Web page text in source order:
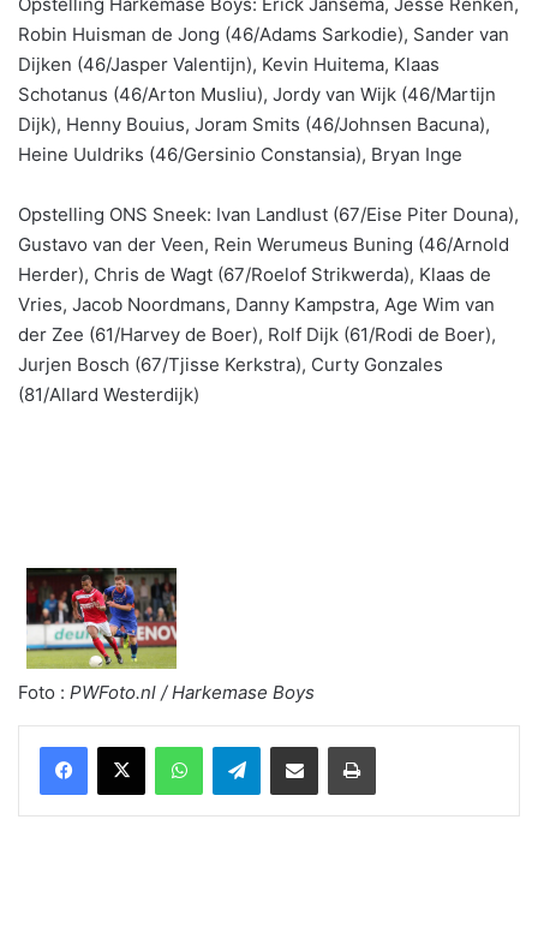
Robin Huisman de Jong (46/Adams Sarkodie), Sander van
Dijken (46/Jasper Valentijn), Kevin Huitema, Klaas
Schotanus (46/Arton Musliu), Jordy van Wijk (46/Martijn
Dijk), Henny Bouius, Joram Smits (46/Johnsen Bacuna),
Heine Uuldriks (46/Gersinio Constansia), Bryan Inge
Opstelling ONS Sneek: Ivan Landlust (67/Eise Piter Douna),
Gustavo van der Veen, Rein Werumeus Buning (46/Arnold
Herder), Chris de Wagt (67/Roelof Strikwerda), Klaas de
Vries, Jacob Noordmans, Danny Kampstra, Age Wim van
der Zee (61/Harvey de Boer), Rolf Dijk (61/Rodi de Boer),
Jurjen Bosch (67/Tjisse Kerkstra), Curty Gonzales
(81/Allard Westerdijk)
Foto : PWFoto.nl / Harkemase Boys
WhatsAppTelegramDelen via Email Print